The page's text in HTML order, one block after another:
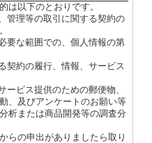
は以下のとおりです。
管理等の取引に関する契約の
要な範囲での、個人情報の第
契約の履行、情報、サービス
ービス提供のための郵便物、
、及びアンケートのお願い等
析または商品開発等の調査分
らの申出がありましたら取り